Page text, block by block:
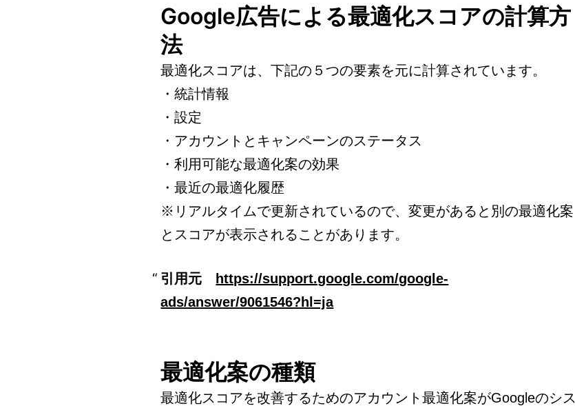
Google広告による最適化スコアの計算方
法
最適化スコアは、下記の５つの要素を元に計算されています。
・統計情報
・設定
・アカウントとキャンペーンのステータス
・利用可能な最適化案の効果
・最近の最適化履歴
※リアルタイムで更新されているので、変更があると別の最適化案
とスコアが表示されることがあります。
引用元 https://support.google.com/google-
ads/answer/9061546?hl=ja
最適化案の種類
最適化スコアを改善するためのアカウント最適化案がGoogleのシス